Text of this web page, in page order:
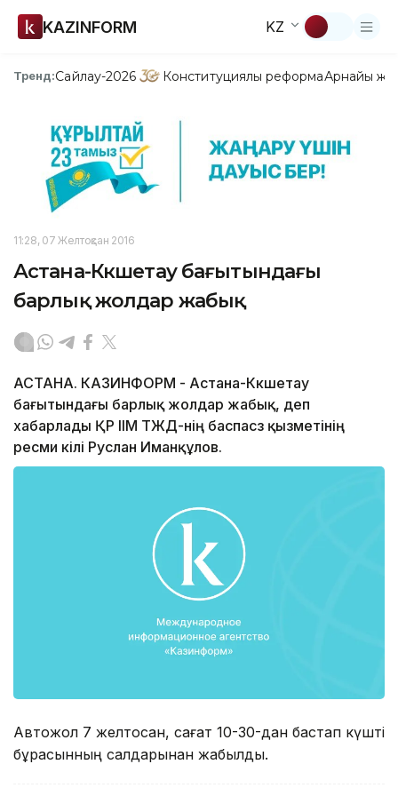
KAZINFORM KZ
Тренд:Сайлау-2026 Конституциялық реформаАрнайы
11:28, 07 Желтоқсан 2016
Астана-Көкшетау бағытындағы
барлық жолдар жабық
АСТАНА. КАЗИНФОРМ - Астана-Көкшетау
бағытындағы барлық жолдар жабық, деп
хабарлады ҚР ІІМ ТЖД-нің баспасөз қызметінің
ресми өкілі Руслан Иманқұлов.
Автожол 7 желтоқсан, сағат 10-30-дан бастап күшті
бұрқасынның салдарынан жабылды.